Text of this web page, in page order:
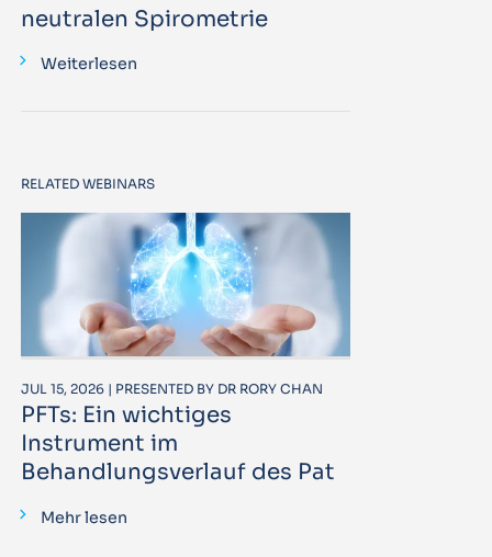
neutralen Spirometrie
Weiterlesen
RELATED WEBINARS
JUL 15, 2026 | PRESENTED BY DR RORY CHAN
PFTs: Ein wichtiges
Instrument im
Behandlungsverlauf des Pat
Mehr lesen